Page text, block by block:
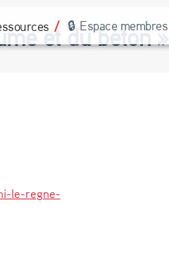
Espace membres
et du béton »
le-regne-